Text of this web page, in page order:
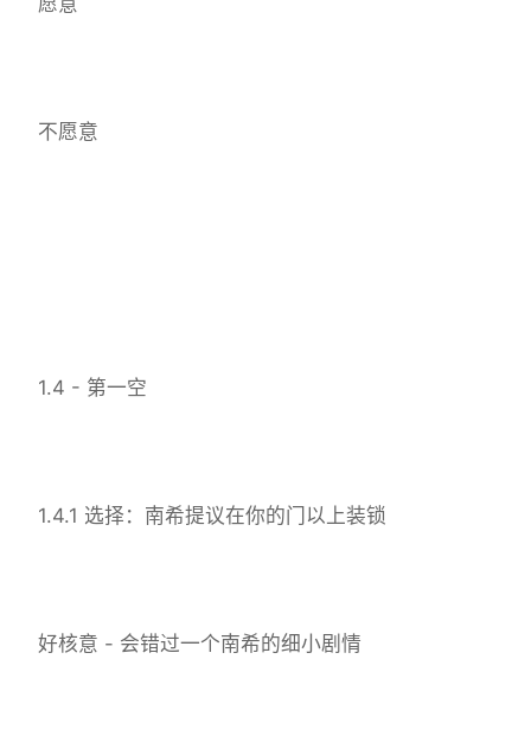
不愿意
1.4 - 第一空
1.4.1 选择：南希提议在你的门以上装锁
好核意 - 会错过一个南希的细小剧情